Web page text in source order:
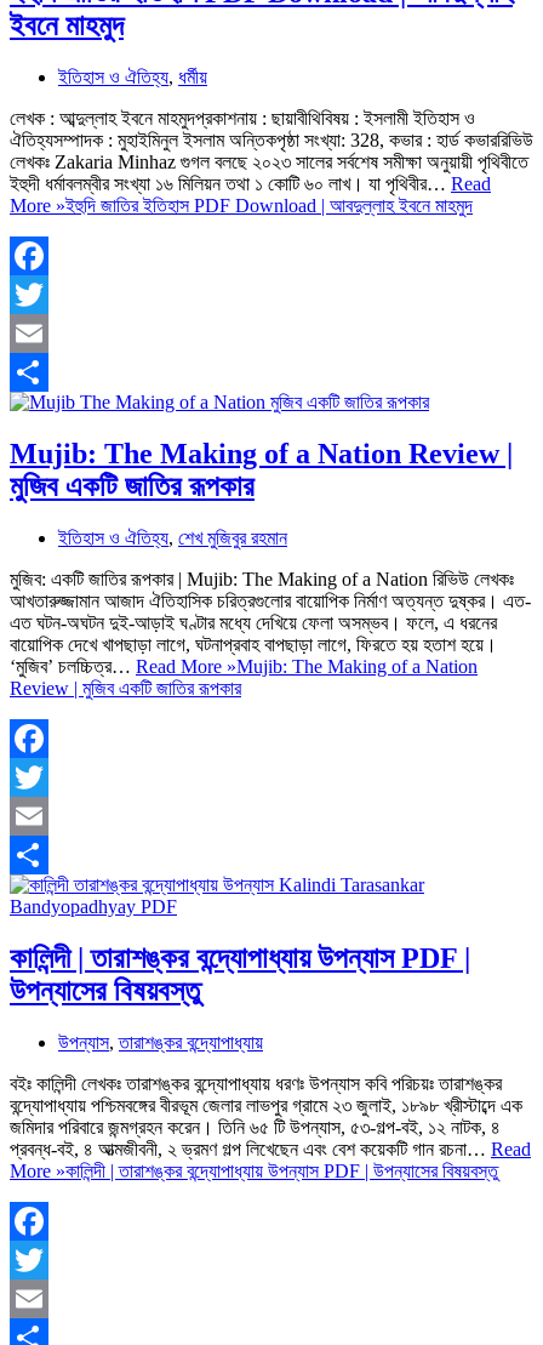
ইবনে মাহমুদ
ইতিহাস ও ঐতিহ্য, ধর্মীয়
লেখক : আব্দুল্লাহ ইবনে মাহমুদপ্রকাশনায় : ছায়াবীথিবিষয় : ইসলামী ইতিহাস ও
ঐতিহ্যসম্পাদক : মুহাইমিনুল ইসলাম অন্তিকপৃষ্ঠা সংখ্যা: 328, কভার : হার্ড কভাররিভিউ
লেখকঃ Zakaria Minhaz গুগল বলছে ২০২৩ সালের সর্বশেষ সমীক্ষা অনুয়ায়ী পৃথিবীতে
ইহুদী ধর্মাবলম্বীর সংখ্যা ১৬ মিলিয়ন তথা ১ কোটি ৬০ লাখ। যা পৃথিবীর… Read
More »ইহুদি জাতির ইতিহাস PDF Download | আবদুল্লাহ ইবনে মাহমুদ
Facebook
Twitter
Email
Share
Mujib: The Making of a Nation Review |
মুজিব একটি জাতির রূপকার
ইতিহাস ও ঐতিহ্য, শেখ মুজিবুর রহমান
মুজিব: একটি জাতির রূপকার | Mujib: The Making of a Nation রিভিউ লেখকঃ
আখতারুজ্জামান আজাদ ঐতিহাসিক চরিত্রগুলোর বায়োপিক নির্মাণ অত্যন্ত দুষ্কর। এত-
এত ঘটন-অঘটন দুই-আড়াই ঘণ্টার মধ্যে দেখিয়ে ফেলা অসম্ভব। ফলে, এ ধরনের
বায়োপিক দেখে খাপছাড়া লাগে, ঘটনাপ্রবাহ বাপছাড়া লাগে, ফিরতে হয় হতাশ হয়ে।
‘মুজিব’ চলচ্চিত্র… Read More »Mujib: The Making of a Nation
Review | মুজিব একটি জাতির রূপকার
Facebook
Twitter
Email
Share
কালিন্দী | তারাশঙ্কর বন্দ্যোপাধ্যায় উপন্যাস PDF |
উপন্যাসের বিষয়বস্তু
উপন্যাস,তারাশঙ্কর বন্দ্যোপাধ্যায়
বইঃ কালিন্দী লেখকঃ তারাশঙ্কর বন্দ্যোপাধ্যায় ধরণঃ উপন্যাস কবি পরিচয়ঃ তারাশঙ্কর
বন্দ্যোপাধ্যায় পশ্চিমবঙ্গের বীরভূম জেলার লাভপুর গ্রামে ২৩ জুলাই, ১৮৯৮ খ্রীস্টাব্দে এক
জমিদার পরিবারে জন্মগ্রহন করেন। তিনি ৬৫ টি উপন্যাস, ৫৩-গল্প-বই, ১২ নাটক, ৪
প্রবন্ধ-বই, ৪ আত্মজীবনী, ২ ভ্রমণ গল্প লিখেছেন এবং বেশ কয়েকটি গান রচনা… Read
More »কালিন্দী | তারাশঙ্কর বন্দ্যোপাধ্যায় উপন্যাস PDF | উপন্যাসের বিষয়বস্তু
Facebook
Twitter
Email